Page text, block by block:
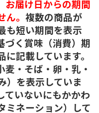
お届け日からの期間
。 複数の商品が
も短い期間を表示
づく賞味（消費）期
記載しています。
・そば・卵・乳・
）を表示していま
ていないにもかかわ
ミネーション）して